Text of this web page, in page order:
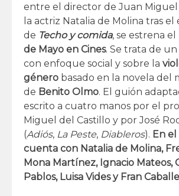
entre el director de Juan Miguel
la actriz Natalia de Molina tras el
de Techo y comida, se estrena
de Mayo en Cines. Se trata de
con enfoque social y sobre la
género basado en la novela del
de Benito Olmo. El guión
escrito a cuatro manos por el
Miguel del Castillo y por José
(Adiós, La Peste, Diableros). En
cuenta con Natalia de Molina,
Mona Martínez, Ignacio Mateos,
Pablos, Luisa Vides y Fran